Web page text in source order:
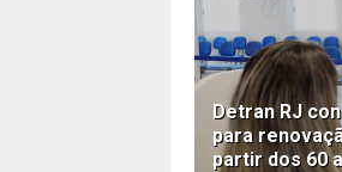
Detran RJ
para
partir dos 60